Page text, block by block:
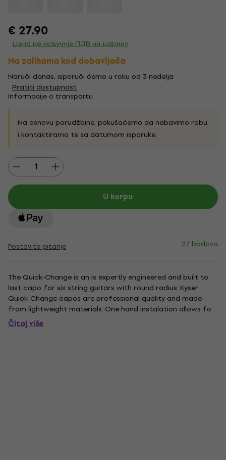
€ 27.90
Цена не укључује ПДВ ни царину
Na zalihama kod dobavljača
Naruči danas, isporuči ćemo u roku od 3 nedelja
Pratiti dostupnost
Informacije o transportu
Na osnovu porudžbine, pokušaćemo da nabavimo robu
i kontaktiramo te sa datumom isporuke.
U korpu
Postavite pitanje 27 bodova
The Quick-Change is an is expertly engineered and built to
last capo for six string guitars with round radius. Kyser
Quick-Change capos are professional quality and made
from lightweight materials. One hand instalation allows for
precision and easy adjusting, and it’s non-marring and non-
reactive to guitar necks. Like the Pro/Am, each...
Čitaj više